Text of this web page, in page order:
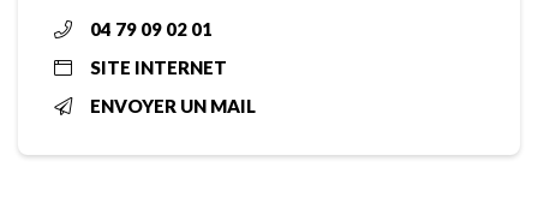
04 79 09 02 01
SITE INTERNET
ENVOYER UN MAIL